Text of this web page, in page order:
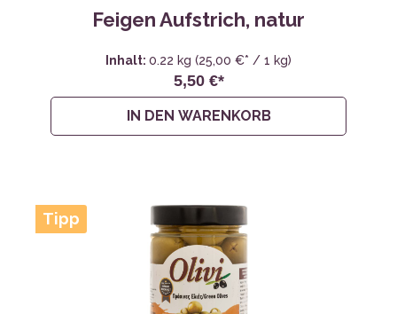
Feigen Aufstrich, natur
Inhalt: 0.22 kg (25,00 €* / 1 kg)
5,50 €*
IN DEN WARENKORB
Tipp